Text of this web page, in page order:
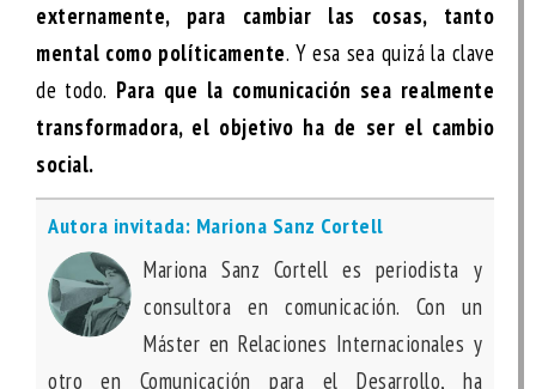
externamente, para cambiar las cosas, tanto
mental como políticamente. Y esa sea quizá la clave
de todo. Para que la comunicación sea realmente
transformadora, el objetivo ha de ser el cambio
social.
Autora invitada: Mariona Sanz Cortell
Mariona Sanz Cortell es periodista y
consultora en comunicación. Con un
Máster en Relaciones Internacionales y
otro en Comunicación para el Desarrollo, ha